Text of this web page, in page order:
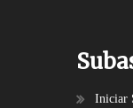
Iniciar